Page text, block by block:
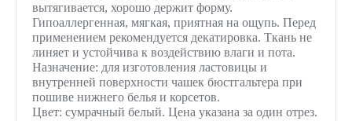
вытягивается, хорошо держит форму.
Гипоаллергенная, мягкая, приятная на ощупь. Перед
применением рекомендуется декатировка. Ткань не
линяет и устойчива к воздействию влаги и пота.
Назначение: для изготовления ластовицы и
внутренней поверхности чашек бюстгальтера при
пошиве нижнего белья и корсетов.
Цвет: сумрачный белый. Цена указана за один отрез.